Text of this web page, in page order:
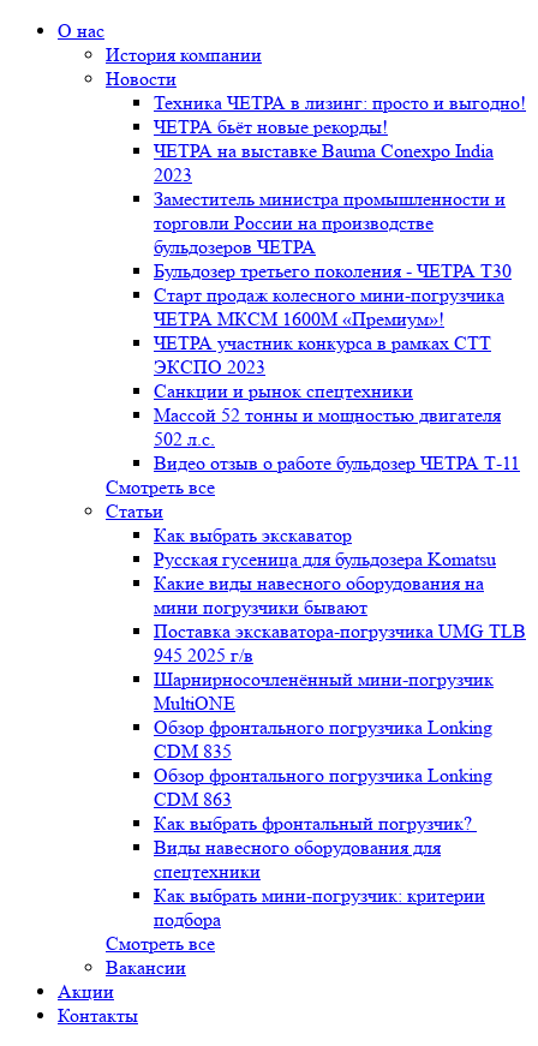
О нас
История компании
Новости
Техника ЧЕТРА в лизинг: просто и выгодно!
ЧЕТРА бьёт новые рекорды!
ЧЕТРА на выставке Bauma Conexpo India
2023
Заместитель министра промышленности и
торговли России на производстве
бульдозеров ЧЕТРА
Бульдозер третьего поколения - ЧЕТРА Т30
Старт продаж колесного мини-погрузчика
ЧЕТРА МКСМ 1600М «Премиум»!
ЧЕТРА участник конкурса в рамках СТТ
ЭКСПО 2023
Санкции и рынок спецтехники
Массой 52 тонны и мощностью двигателя
502 л.с.
Видео отзыв о работе бульдозер ЧЕТРА Т-11
Смотреть все
Статьи
Как выбрать экскаватор
Русская гусеница для бульдозера Komatsu
Какие виды навесного оборудования на
мини погрузчики бывают
Поставка экскаватора-погрузчика UMG TLB
945 2025 г/в
Шарнирносочленённый мини-погрузчик
MultiONE
Обзор фронтального погрузчика Lonking
CDM 835
Обзор фронтального погрузчика Lonking
CDM 863
Как выбрать фронтальный погрузчик?
Виды навесного оборудования для
спецтехники
Как выбрать мини-погрузчик: критерии
подбора
Смотреть все
Вакансии
Акции
Контакты